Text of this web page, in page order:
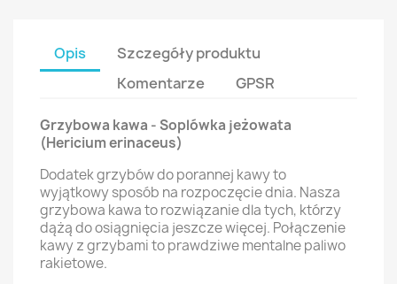
Opis
Szczegóły produktu
Komentarze
GPSR
Grzybowa kawa - Soplówka jeżowata
(Hericium erinaceus)
Dodatek grzybów do porannej kawy to
wyjątkowy sposób na rozpoczęcie dnia. Nasza
grzybowa kawa to rozwiązanie dla tych, którzy
dążą do osiągnięcia jeszcze więcej. Połączenie
kawy z grzybami to prawdziwe mentalne paliwo
rakietowe.